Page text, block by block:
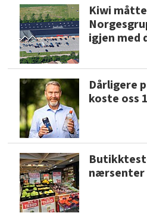
Kiwi
igjen med
Dårligere
koste oss
nærsenter